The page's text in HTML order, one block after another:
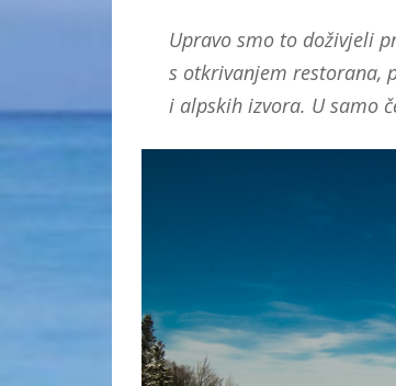
Upravo smo to doživjeli
s otkrivanjem restorana,
i alpskih izvora. U samo